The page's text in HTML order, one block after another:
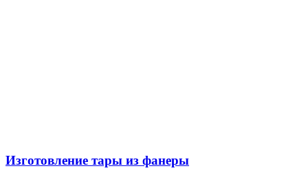
Изготовление тары из фанеры